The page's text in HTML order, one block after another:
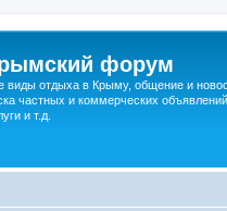
форум
виды отдыха в Крыму, общение и
частных и коммерческих
и т.д.